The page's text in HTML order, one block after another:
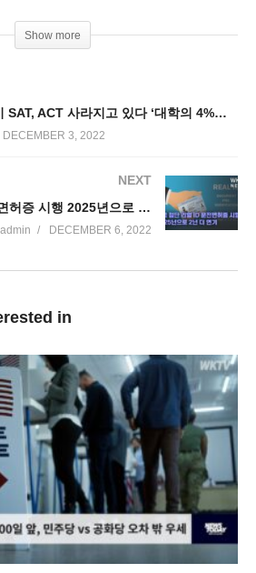
Show more
대학입시 SAT, ACT 사라지고 있다 ‘대학의 4%만 요구, 학생의 절반이하 제출’
DECEMBER 3, 2022
NEXT
미국 첨단 리얼 ID 운전면허증 시행 2025년으로 2년 더 연기
admin DECEMBER 6, 2022
in